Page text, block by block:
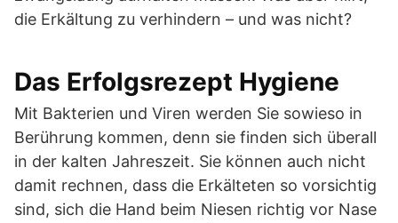
die Erkältung zu verhindern – und was nicht?
Das Erfolgsrezept Hygiene
Mit Bakterien und Viren werden Sie sowieso in
Berührung kommen, denn sie finden sich überall
in der kalten Jahreszeit. Sie können auch nicht
damit rechnen, dass die Erkälteten so vorsichtig
sind, sich die Hand beim Niesen richtig vor Nase